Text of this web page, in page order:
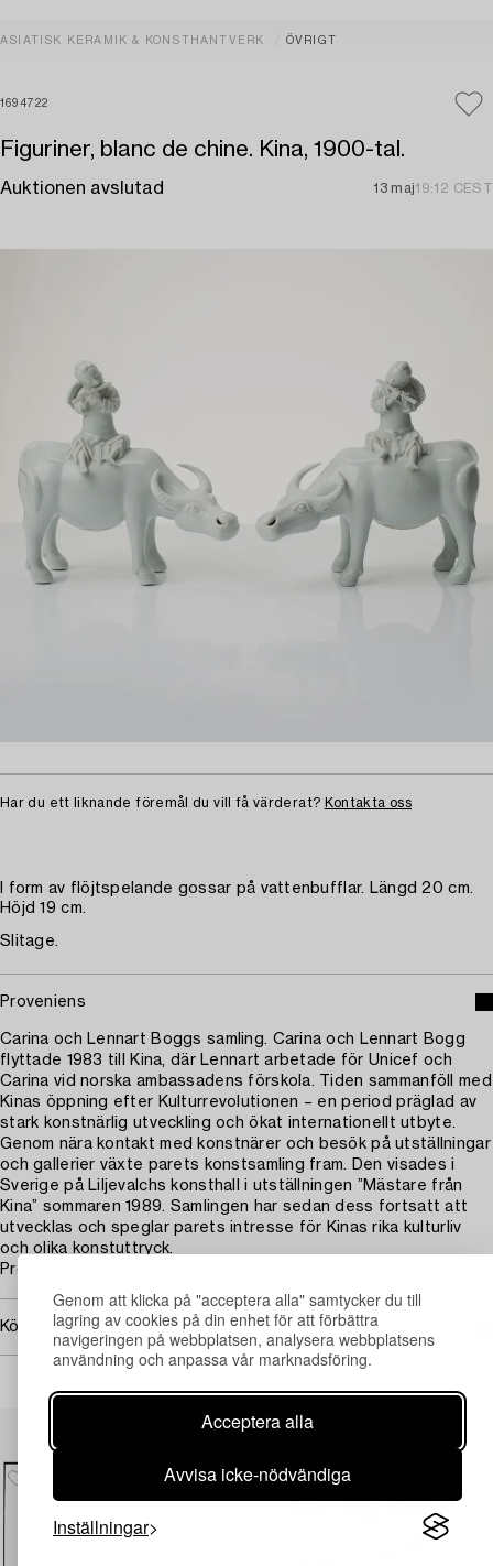
Genom att klicka på "acceptera alla" samtycker du till
lagring av cookies på din enhet för att förbättra
navigeringen på webbplatsen, analysera webbplatsens
användning och anpassa vår marknadsföring.
Acceptera alla
Avvisa icke-nödvändiga
Inställningar
ASIATISK KERAMIK & KONSTHANTVERK ÖVRIGT
1694722
Figuriner, blanc de chine. Kina, 1900-tal.
Auktionen avslutad 13 maj19:12 CEST
Har du ett liknande föremål du vill få värderat? Kontakta oss
I form av flöjtspelande gossar på vattenbufflar. Längd 20 cm.
Höjd 19 cm.
Slitage.
Proveniens
Carina och Lennart Boggs samling. Carina och Lennart Bogg
flyttade 1983 till Kina, där Lennart arbetade för Unicef och
Carina vid norska ambassadens förskola. Tiden sammanföll med
Kinas öppning efter Kulturrevolutionen – en period präglad av
stark konstnärlig utveckling och ökat internationellt utbyte.
Genom nära kontakt med konstnärer och besök på utställningar
och gallerier växte parets konstsamling fram. Den visades i
Sverige på Liljevalchs konsthall i utställningen ”Mästare från
Kina” sommaren 1989. Samlingen har sedan dess fortsatt att
utvecklas och speglar parets intresse för Kinas rika kulturliv
och olika konstuttryck.
Property of a private Swedish collector.
Köpinformation
Andra har även tittat på